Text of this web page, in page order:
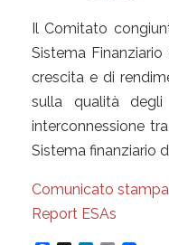
Il Comitato
Sistema Finanziario
crescita e di
sulla qualità
interconnessione
Sistema finanziario
Comunicato stampa
Report ESAs